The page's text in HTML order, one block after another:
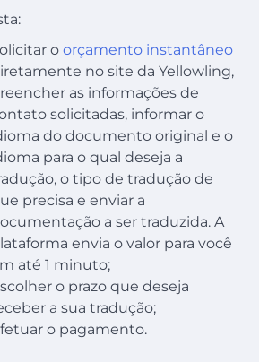
o orçamento instantâneo
no site da Yellowling,
as informações de
solicitadas, informar o
do documento original e o
para o qual deseja a
o tipo de tradução de
precisa e enviar a
a ser traduzida. A
envia o valor para você
até 1 minuto;
o prazo que deseja
a sua tradução;
o pagamento.